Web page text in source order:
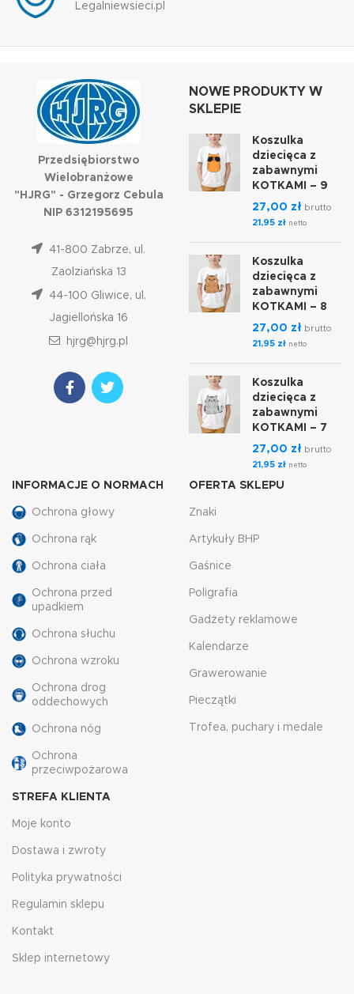
Legalniewsieci.pl
Przedsiębiorstwo
Wielobranżowe
"HJRG" - Grzegorz Cebula
NIP 6312195695
41-800 Zabrze, ul.
Zaolziańska 13
44-100 Gliwice, ul.
Jagiellońska 16
hjrg@hjrg.pl
NOWE PRODUKTY W
SKLEPIE
Koszulka
dziecięca z
zabawnymi
KOTKAMI – 9
27,00 zł brutto
21,95 zł netto
Koszulka
dziecięca z
zabawnymi
KOTKAMI – 8
27,00 zł brutto
21,95 zł netto
Koszulka
dziecięca z
zabawnymi
KOTKAMI – 7
27,00 zł brutto
21,95 zł netto
INFORMACJE O NORMACH
Ochrona głowy
Ochrona rąk
Ochrona ciała
Ochrona przed
upadkiem
Ochrona słuchu
Ochrona wzroku
Ochrona drog
oddechowych
Ochrona nóg
Ochrona
przeciwpożarowa
OFERTA SKLEPU
Znaki
Artykuły BHP
Gaśnice
Poligrafia
Gadżety reklamowe
Kalendarze
Grawerowanie
Pieczątki
Trofea, puchary i medale
STREFA KLIENTA
Moje konto
Dostawa i zwroty
Polityka prywatności
Regulamin sklepu
Kontakt
Sklep internetowy